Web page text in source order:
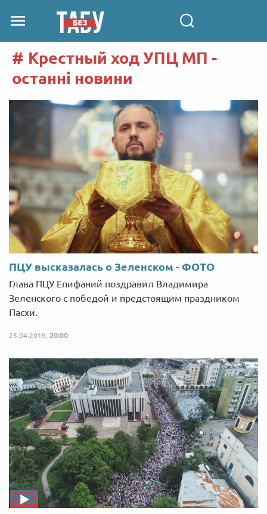
Крестный ход УПЦ МП -
останні новини
ПЦУ высказалась о Зеленском - ФОТО
Глава ПЦУ Епифаний поздравил Владимира
Зеленского с победой и предстоящим праздником
Пасхи.
25.04.2019, 20:00